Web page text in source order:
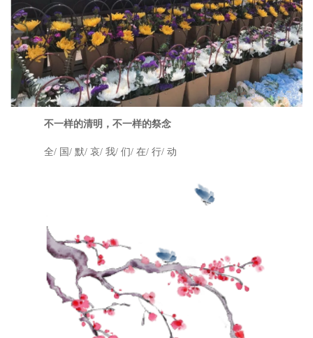
不一样的清明，不一样的祭念
全/ 国/ 默/ 哀/ 我/ 们/ 在/ 行/ 动